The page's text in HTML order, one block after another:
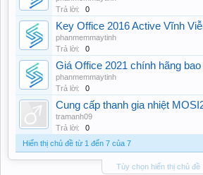
Trả lời:
0
Key Office 2016 Active Vĩnh
phanmemmaytinh
Trả lời:
0
Giá Office 2021 chính hãng bao
phanmemmaytinh
Trả lời:
0
Cung cấp thanh gia nhiệt
tramanh09
Trả lời:
0
Hiển thị chủ đề từ 1 đến 7 của 7
Tùy chọn hiển thị chủ đề